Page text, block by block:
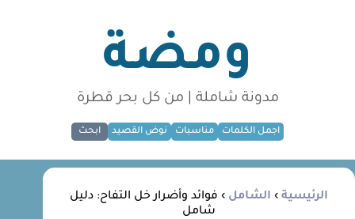
ومضة
مدونة شاملة | من كل بحر قطرة
اجمل الكلمات مناسبات نوض القصيد ابحث
الرئيسية › الشامل › فوائد وأضرار خل التفاح: دليل
شامل